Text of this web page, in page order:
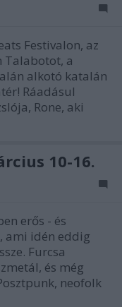
Festivalon, az
Talabotot, a
alkotó katalán
Ráadásul
Rone, aki
10-16.
erős - és
ami idén eddig
Furcsa
és még
neofolk